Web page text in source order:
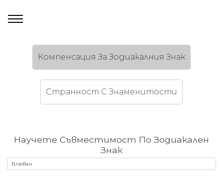
Компенсация За Зодиакалния Знак
Странност C Знаменитости
Научете Съвместимост По Зодиакален
Знак